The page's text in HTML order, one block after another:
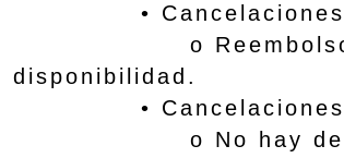
• Cancelaciones
o Reembolso total
disponibilidad.
• Cancelaciones
o No hay derecho a